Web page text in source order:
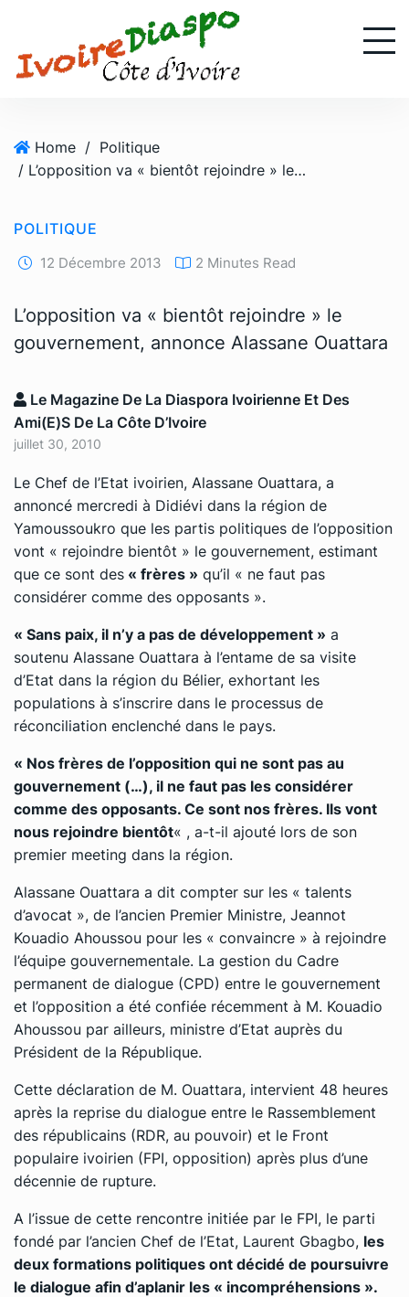
Home / Politique
/ L’opposition va « bientôt rejoindre » le gouvernement, annonce Alassane Ouattara
POLITIQUE
12 Décembre 2013 2 Minutes Read
L’opposition va « bientôt rejoindre » le
gouvernement, annonce Alassane Ouattara
Le Magazine De La Diaspora Ivoirienne Et Des
Ami(e)s De La Côte D’Ivoire
juillet 30, 2010
Le Chef de l’Etat ivoirien, Alassane Ouattara, a
annoncé mercredi à Didiévi dans la région de
Yamoussoukro que les partis politiques de l’opposition
vont « rejoindre bientôt » le gouvernement, estimant
que ce sont des « frères » qu’il « ne faut pas
considérer comme des opposants ».
« Sans paix, il n’y a pas de développement » a
soutenu Alassane Ouattara à l’entame de sa visite
d’Etat dans la région du Bélier, exhortant les
populations à s’inscrire dans le processus de
réconciliation enclenché dans le pays.
« Nos frères de l’opposition qui ne sont pas au
gouvernement (…), il ne faut pas les considérer
comme des opposants. Ce sont nos frères. Ils vont
nous rejoindre bientôt« , a-t-il ajouté lors de son
premier meeting dans la région.
Alassane Ouattara a dit compter sur les « talents
d’avocat », de l’ancien Premier Ministre, Jeannot
Kouadio Ahoussou pour les « convaincre » à rejoindre
l’équipe gouvernementale. La gestion du Cadre
permanent de dialogue (CPD) entre le gouvernement
et l’opposition a été confiée récemment à M. Kouadio
Ahoussou par ailleurs, ministre d’Etat auprès du
Président de la République.
Cette déclaration de M. Ouattara, intervient 48 heures
après la reprise du dialogue entre le Rassemblement
des républicains (RDR, au pouvoir) et le Front
populaire ivoirien (FPI, opposition) après plus d’une
décennie de rupture.
A l’issue de cette rencontre initiée par le FPI, le parti
fondé par l’ancien Chef de l’Etat, Laurent Gbagbo, les
deux formations politiques ont décidé de poursuivre
le dialogue afin d’aplanir les « incompréhensions ».